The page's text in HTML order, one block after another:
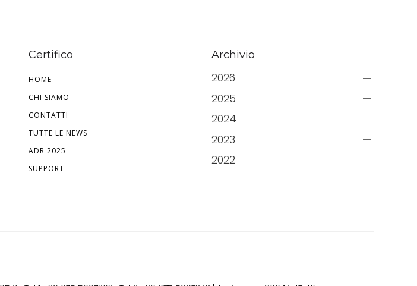
Certifico
HOME
CHI SIAMO
CONTATTI
TUTTE LE NEWS
ADR 2025
SUPPORT
Archivio
2026
2025
2024
2023
2022